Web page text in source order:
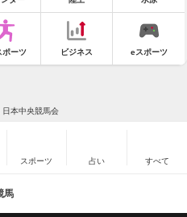
ポーツ ビジネス eスポーツ
日本中央競馬会
スポーツ 占い すべて
馬